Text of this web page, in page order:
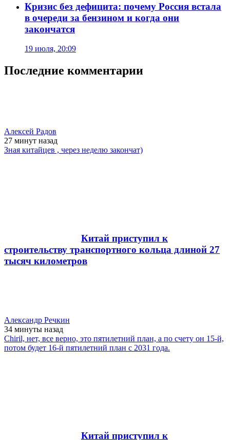
Кризис без дефицита: почему Россия встала
в очереди за бензином и когда они
закончатся
19 июля, 20:09
Последние комментарии
Алексей Радов
27 минут назад
Зная китайцев , через неделю закончат)
Китай приступил к
строительству транспортного кольца длиной 27
тысяч километров
Александр Речкин
34 минуты назад
Chiril, нет, все верно, это пятилетний план, а по счету он 15-й,
потом будет 16-й пятилетний план с 2031 года.
Китай приступил к